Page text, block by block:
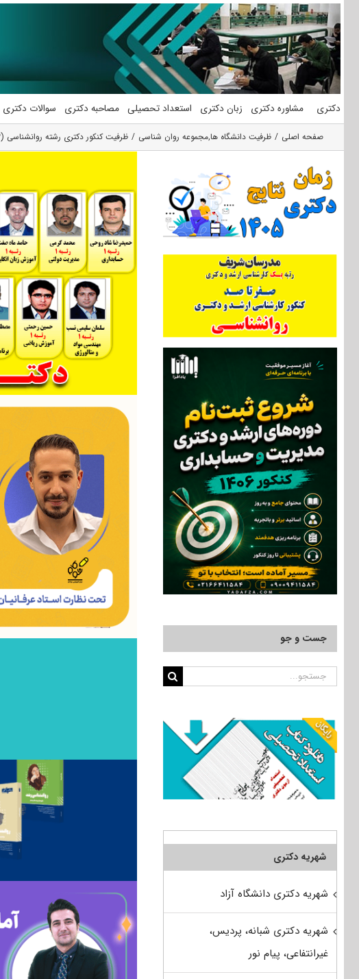
محتوا
دکتری مشاوره دکتری زبان دکتری استعداد تحصیلی مصاحبه دکتری سوالات دکتری
صفحه اصلی ظرفیت دانشگاه ها,مجموعه روان شناسی ظرفیت کنکور دکتری رشته روانشناسی (۲)
جست و جو
جستجو
شهریه دکتری
شهریه دکتری دانشگاه آزاد
شهریه دکتری شبانه، پردیس،
غیرانتفاعی، پیام نور